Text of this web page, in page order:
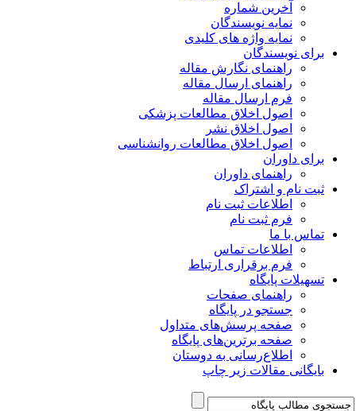
آخرین شماره
نمایه نویسندگان
نمایه واژه های کلیدی
برای نویسندگان
راهنمای نگارش مقاله
راهنمای ارسال مقاله
فرم ارسال مقاله
اصول اخلاق مطالعات پزشکی
اصول اخلاق نشر
اصول اخلاق مطالعات روانشناسی
برای داوران
راهنمای داوران
ثبت نام و اشتراک
اطلاعات ثبت نام
فرم ثبت نام
تماس با ما
اطلاعات تماس
فرم برقراری ارتباط
تسهیلات پایگاه
راهنمای صفحات
جستجو در پایگاه
صفحه پرسش‌های متداول
صفحه برترین‌های پایگاه
اطلاع‌رسانی به دوستان
بایگانی مقالات زیر چاپ